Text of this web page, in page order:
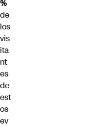
%
de
los
vis
ita
nt
es
de
est
os
ev